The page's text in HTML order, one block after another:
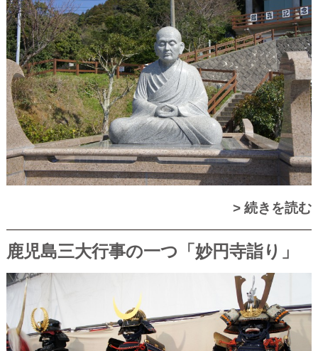
> 続きを読む
鹿児島三大行事の一つ「妙円寺詣り」